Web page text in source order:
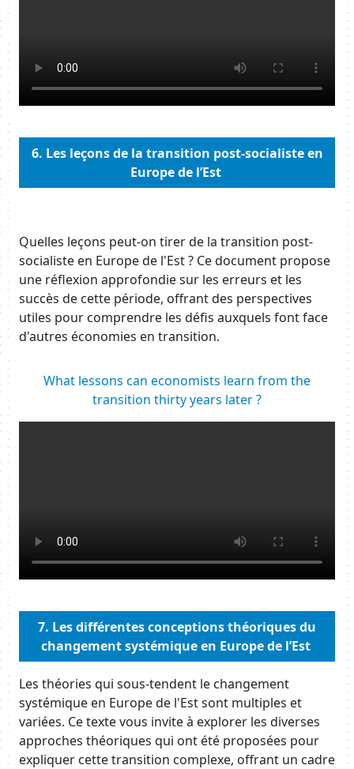
Body
6. Les leçons de la transition post-socialiste en
Europe de l’Est
Body
Quelles leçons peut-on tirer de la transition post-
socialiste en Europe de l'Est ? Ce document propose
une réflexion approfondie sur les erreurs et les
succès de cette période, offrant des perspectives
utiles pour comprendre les défis auxquels font face
d'autres économies en transition.
BodyWhat lessons can economists learn from the
transition thirty years later ?
Body
7. Les différentes conceptions théoriques du
changement systémique en Europe de l’Est
Les théories qui sous-tendent le changement
systémique en Europe de l'Est sont multiples et
variées. Ce texte vous invite à explorer les diverses
approches théoriques qui ont été proposées pour
expliquer cette transition complexe, offrant un cadre